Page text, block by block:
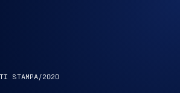
STAMPA/2020